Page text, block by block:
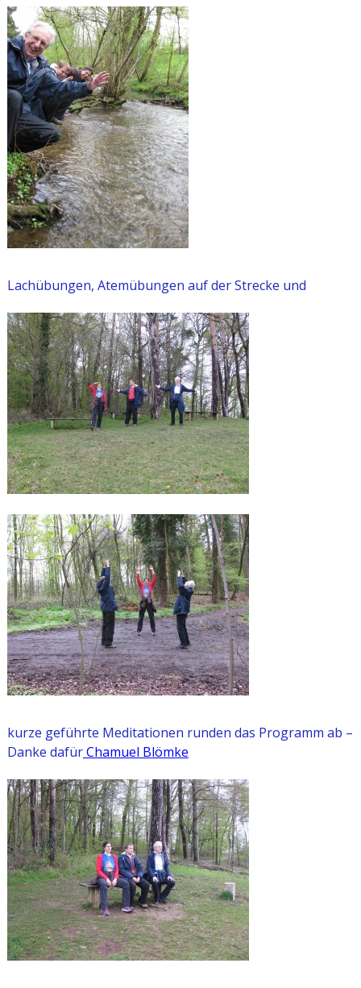
Lachübungen, Atemübungen auf der Strecke und
kurze geführte Meditationen runden das Programm ab –
Danke dafürChamuel Blömke